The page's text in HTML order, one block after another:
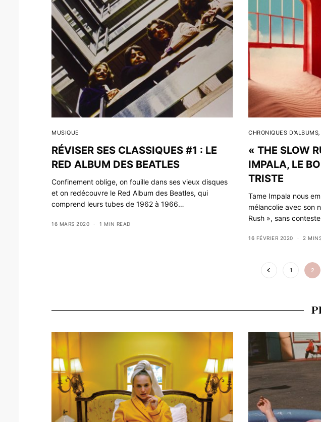
MUSIQUE
RÉVISER SES CLASSIQUES #1 : LE
RED ALBUM DES BEATLES
Confinement oblige, on fouille dans ses vieux disques
et on redécouvre le Red Album des Beatles, qui
comprend leurs tubes de 1962 à 1966…
16 MARS 2020 1 MIN READ
CHRONIQUES D'ALBUMS
« THE SLOW
IMPALA, LE
TRISTE
Tame Impala nous
mélancolie avec son
Rush », sans
16 FÉVRIER 2020 2
1 2